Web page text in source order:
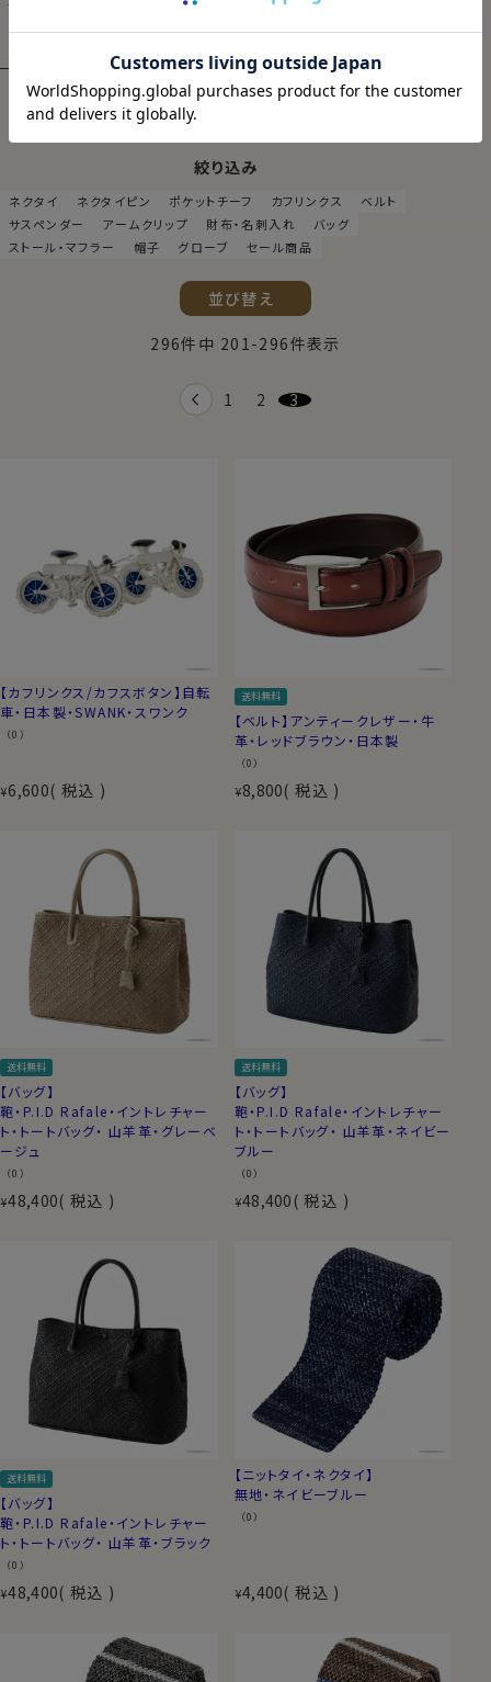
価格
ネクタイ＆アクセサリー
絞り込み
ネクタイ ネクタイピン ポケットチーフ カフリンクス
ベルト
サスペンダー
アームクリップ 財布・名刺入れ
バッグ
ストール・マフラー
帽子 グローブ セール商品
並び替え
296件中 201-296件表示
1 2 3
【カフリンクス/カフスボタン】自転
車・日本製・SWANK・スワンク
（0）
¥6,600 税込
送料無料
【ベルト】アンティークレザー・牛
革・レッドブラウン・日本製
（0）
¥8,800 税込
送料無料
【バッグ】
鞄・P.I.D Rafale・イントレチャー
ト・トートバッグ・ 山羊革・グレーベ
ージュ
（0）
¥48,400 税込
送料無料
【バッグ】
鞄・P.I.D Rafale・イントレチャー
ト・トートバッグ・ 山羊革・ネイビー
ブルー
（0）
¥48,400 税込
送料無料
【バッグ】
鞄・P.I.D Rafale・イントレチャー
ト・トートバッグ・ 山羊革・ブラック
（0）
¥48,400 税込
【ニットタイ・ネクタイ】
無地・ネイビーブルー
（0）
¥4,400 税込